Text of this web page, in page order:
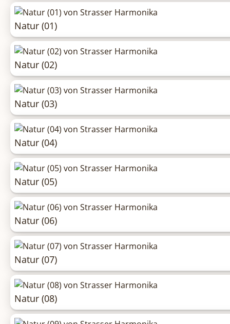
Natur (01)
Natur (02)
Natur (03)
Natur (04)
Natur (05)
Natur (06)
Natur (07)
Natur (08)